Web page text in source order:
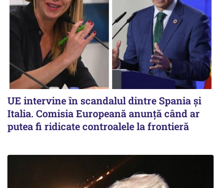
UE intervine în scandalul dintre Spania și
Italia. Comisia Europeană anunță când ar
putea fi ridicate controalele la frontieră